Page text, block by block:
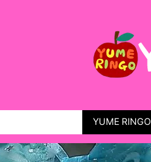
YUME RINGO